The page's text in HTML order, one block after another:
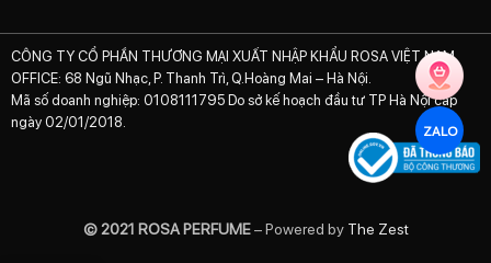
ZALO
CÔNG TY CỔ PHẦN THƯƠNG MẠI XUẤT NHẬP KHẨU ROSA VIỆT NAM
OFFICE: 68 Ngũ Nhạc, P. Thanh Trì, Q.Hoàng Mai – Hà Nội.
Mã số doanh nghiệp: 0108111795 Do sở kế hoạch đầu tư TP Hà Nội cấp
ngày 02/01/2018.
© 2021 ROSA PERFUME– Powered byThe Zest